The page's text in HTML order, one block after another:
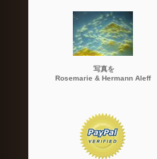
写真を
Rosemarie & Hermann Aleff